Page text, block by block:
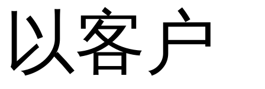
以客户